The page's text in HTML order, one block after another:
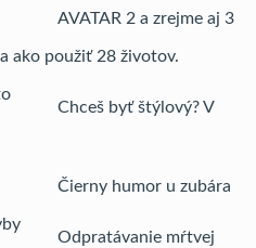
AVATAR 2 a zrejme aj 3
ako použiť 28 životov.
Chceš byť štýlový? V
Čierny humor u zubára
Odpratávanie mŕtvej